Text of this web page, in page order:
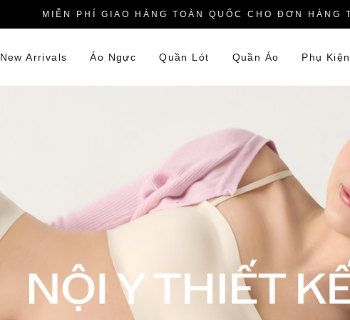
MIỄN PHÍ GIAO HÀNG TOÀN QUỐC CHO ĐƠN HÀNG TỪ
New Arrivals Áo Ngực Quần Lót Quần Áo Phụ Kiện